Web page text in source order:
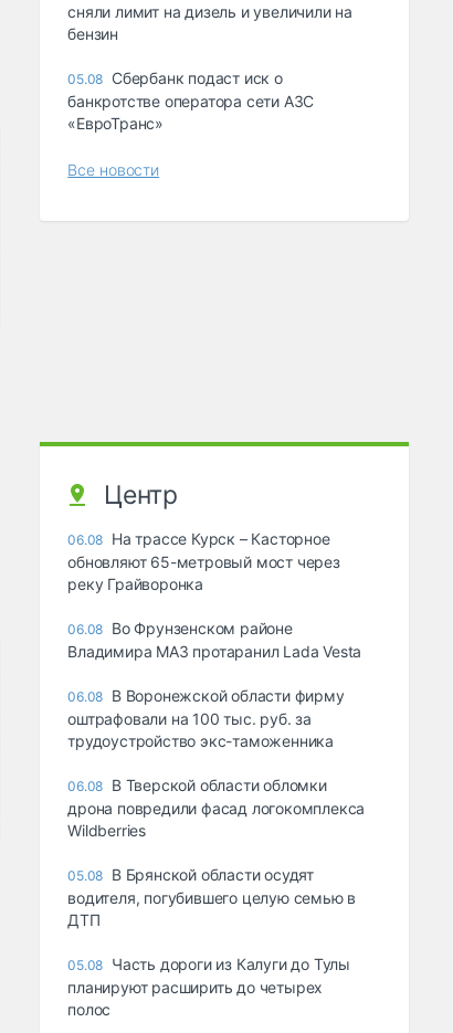
сняли лимит на дизель и увеличили на
бензин
05.08 Сбербанк подаст иск о
банкротстве оператора сети АЗС
«ЕвроТранс»
Все новости
Центр
06.08 На трассе Курск – Касторное
обновляют 65-метровый мост через
реку Грайворонка
06.08 Во Фрунзенском районе
Владимира МАЗ протаранил Lada Vesta
06.08 В Воронежской области фирму
оштрафовали на 100 тыс. руб. за
трудоустройство экс-таможенника
06.08 В Тверской области обломки
дрона повредили фасад логокомплекса
Wildberries
05.08 В Брянской области осудят
водителя, погубившего целую семью в
ДТП
05.08 Часть дороги из Калуги до Тулы
планируют расширить до четырех
полос